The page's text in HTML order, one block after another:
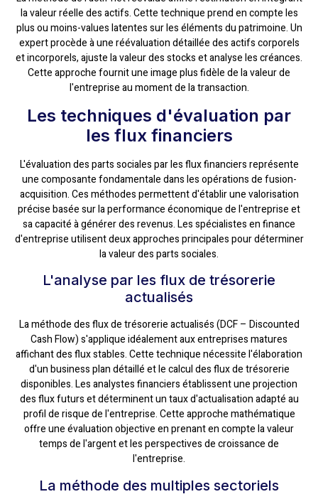
la valeur réelle des actifs. Cette technique prend en compte les
plus ou moins-values latentes sur les éléments du patrimoine. Un
expert procède à une réévaluation détaillée des actifs corporels
et incorporels, ajuste la valeur des stocks et analyse les créances.
Cette approche fournit une image plus fidèle de la valeur de
l'entreprise au moment de la transaction.
Les techniques d'évaluation par
les flux financiers
L'évaluation des parts sociales par les flux financiers représente
une composante fondamentale dans les opérations de fusion-
acquisition. Ces méthodes permettent d'établir une valorisation
précise basée sur la performance économique de l'entreprise et
sa capacité à générer des revenus. Les spécialistes en finance
d'entreprise utilisent deux approches principales pour déterminer
la valeur des parts sociales.
L'analyse par les flux de trésorerie
actualisés
La méthode des flux de trésorerie actualisés (DCF – Discounted
Cash Flow) s'applique idéalement aux entreprises matures
affichant des flux stables. Cette technique nécessite l'élaboration
d'un business plan détaillé et le calcul des flux de trésorerie
disponibles. Les analystes financiers établissent une projection
des flux futurs et déterminent un taux d'actualisation adapté au
profil de risque de l'entreprise. Cette approche mathématique
offre une évaluation objective en prenant en compte la valeur
temps de l'argent et les perspectives de croissance de
l'entreprise.
La méthode des multiples sectoriels